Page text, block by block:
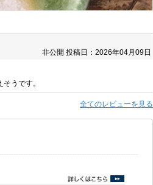
非公開 投稿日：2026年04月09日
うです。
全てのレビューを見る